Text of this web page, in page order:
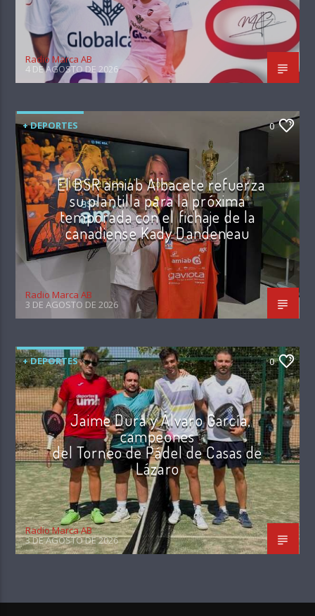
Radio Marca AB
4 DE AGOSTO DE 2026
+ DEPORTES 0
El BSR amiab Albacete refuerza
su plantilla para la próxima
temporada con el fichaje de la
canadiense Kady Dandeneau
Radio Marca AB
3 DE AGOSTO DE 2026
+ DEPORTES 0
Jaime Dura y Álvaro García,
campeones
del Torneo de Pádel de Casas de
Lázaro
Radio Marca AB
3 DE AGOSTO DE 2026